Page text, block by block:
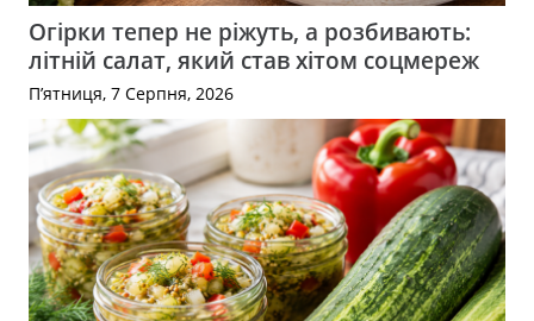
Огірки тепер не ріжуть, а розбивають:
літній салат, який став хітом соцмереж
П’ятниця, 7 Серпня, 2026